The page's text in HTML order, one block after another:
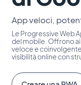
App veloci,
Le Progressive Web
del mobile. Offrono
veloce e
visibilità online con